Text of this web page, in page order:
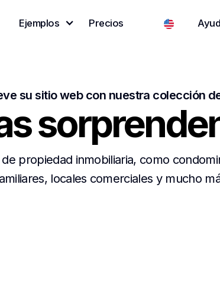
Ejemplos Precios
su sitio web con nuestra colección
propiedad inmobiliaria, como
locales comerciales y mucho